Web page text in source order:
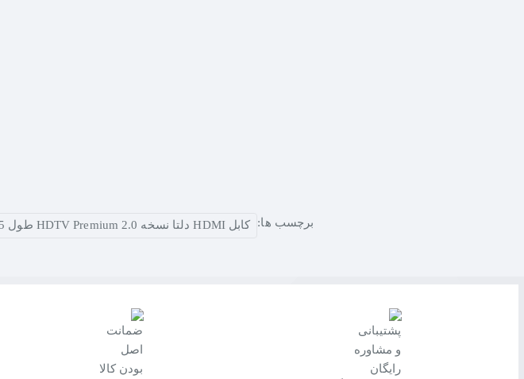
برچسب ها: کابل HDMI دلتا نسخه 2.0 HDTV Premium طول 5 متر